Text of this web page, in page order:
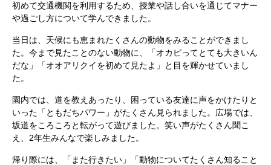
初めて交通機関を利用するため、授業や話し合いを通じてマナー
や過ごし方について学んできました。
当日は、天候にも恵まれたくさんの動物をみることができまし
た。今まで見たことのない動物に、「オカピってとても大きいん
だな」「オオアリクイを初めて見たよ」と目を輝かせていまし
た。
園内では、道を教えあったり、困っている友達に声をかけたりと
いった「ともだちパワー」がたくさん見られました。広場では、
坂道をころころと転がって遊びました。笑い声がたくさん聞こ
え、2年生みんなで楽しみました。
帰り際には、「また行きたい」「動物についてたくさん知ること